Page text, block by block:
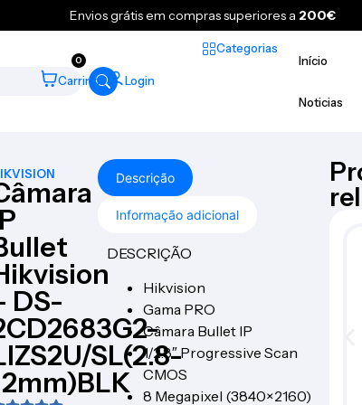
Envios grátis em compras superiores a 200€
0
Carrinho Login
Categorias
Início
Noticias
DS-
SL(2.8-
Descrição
Informação adicional
DESCRIÇÃO
Hikvision
Gama PRO
Câmara Bullet IP
1/2.8″ Progressive Scan
CMOS
8 Megapixel (3840×2160)